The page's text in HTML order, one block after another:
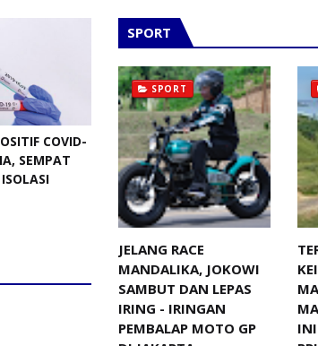
COVID-
SEMPAT
SPORT
SPORT
JELANG RACE
MANDALIKA, JOKOWI
SAMBUT DAN LEPAS
IRING - IRINGAN
PEMBALAP MOTO GP